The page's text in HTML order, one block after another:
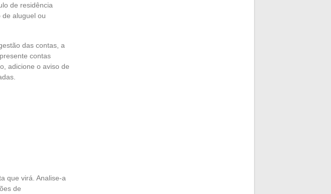
de residência
aluguel ou
das contas, a
contas
adicione o aviso de
que virá. Analise-a
de